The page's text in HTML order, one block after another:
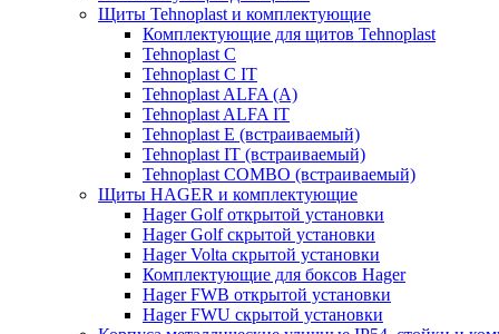
Щиты Tehnoplast и комплектующие
Комплектующие для щитов Tehnoplast
Tehnoplast C
Tehnoplast C IT
Tehnoplast ALFA (А)
Tehnoplast ALFA IT
Tehnoplast E (встраиваемый)
Tehnoplast IT (встраиваемый)
Tehnoplast COMBO (встраиваемый)
Щиты HAGER и комплектующие
Hager Golf открытой установки
Hager Golf скрытой установки
Hager Volta скрытой установки
Комплектующие для боксов Hager
Hager FWB открытой установки
Hager FWU скрытой установки